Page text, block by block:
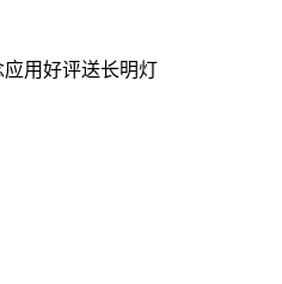
用好评送长明灯